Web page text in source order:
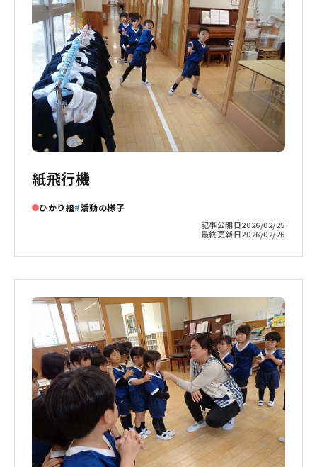
紙飛行機
ひかり組 活動の様子
記事公開日2026/02/25
最終更新日2026/02/26